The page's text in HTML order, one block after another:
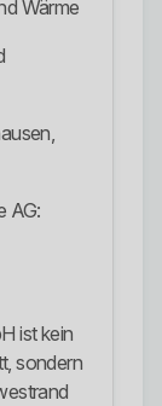
Wärme
AG:
ist kein
sondern